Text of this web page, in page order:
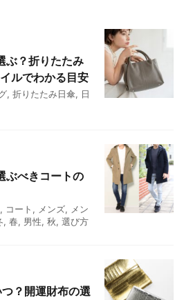
ぶ？折りたたみ
ルでわかる目安
, 折りたたみ日傘, 日
ぶべきコートの
, コート , メンズ, メン
, 春, 男性, 秋, 選び方
？開運財布の選